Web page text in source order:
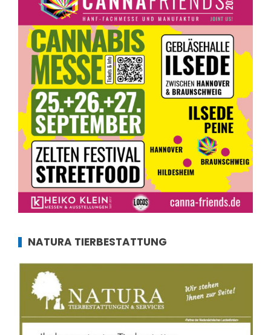
NATURA TIERBESTATTUNG